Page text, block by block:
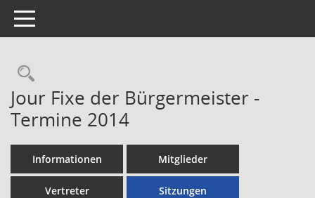
Toggle navigation
Rechercheauswahl
Jour Fixe der Bürgermeister -
Termine 2014
Informationen Mitglieder
Vertreter Sitzungen